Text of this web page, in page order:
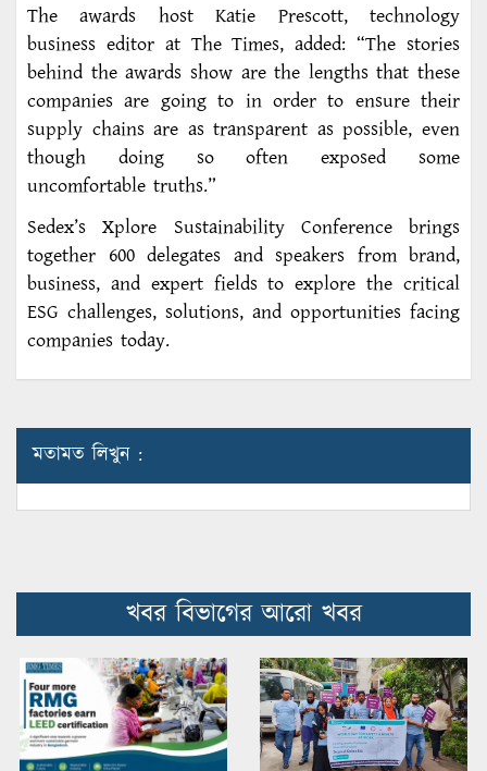
The awards host Katie Prescott, technology
business editor at The Times, added: “The stories
behind the awards show are the lengths that these
companies are going to in order to ensure their
supply chains are as transparent as possible, even
though doing so often exposed some
uncomfortable truths.”
Sedex’s Xplore Sustainability Conference brings
together 600 delegates and speakers from brand,
business, and expert fields to explore the critical
ESG challenges, solutions, and opportunities facing
companies today.
মতামত লিখুন :
খবর বিভাগের আরো খবর